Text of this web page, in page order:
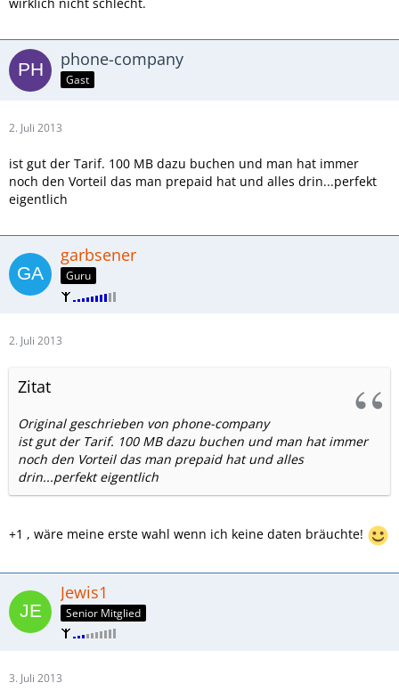
phone-company
Gast
2. Juli 2013
ist gut der Tarif. 100 MB dazu buchen und man hat immer
noch den Vorteil das man prepaid hat und alles drin...perfekt
eigentlich
garbsener
Guru
2. Juli 2013
Zitat
Original geschrieben von phone-company
ist gut der Tarif. 100 MB dazu buchen und man hat immer
noch den Vorteil das man prepaid hat und alles
drin...perfekt eigentlich
+1 , wäre meine erste wahl wenn ich keine daten bräuchte!
Jewis1
Senior Mitglied
3. Juli 2013